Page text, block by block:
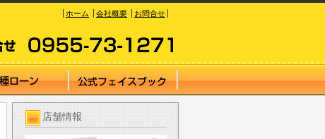
ホーム 会社概要 お問合せ
店舗情報